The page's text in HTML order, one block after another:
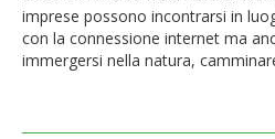
imprese possono incontrarsi in
con la connessione internet ma
immergersi nella natura,